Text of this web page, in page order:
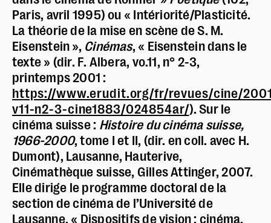
Paris, avril 1995) ou « Intériorité/Plasticité.
La théorie de la mise en scène de S. M.
Eisenstein », Cinémas, « Eisenstein dans le
texte » (dir. F. Albera, vo.11, n° 2-3,
printemps 2001 :
https://www.erudit.org/fr/revues/cine/
v11-n2-3-cine1883/024854ar/). Sur le
cinéma suisse : Histoire du cinéma suisse,
1966-2000, tome I et II, (dir. en coll. avec H.
Dumont), Lausanne, Hauterive,
Cinémathèque suisse, Gilles Attinger, 2007.
Elle dirige le programme doctoral de la
section de cinéma de l’Université de
Lausanne, « Dispositifs de vision : cinéma,